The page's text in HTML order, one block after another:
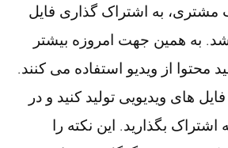
به اشتراک گذاری فایل
به همین جهت امروزه بیشتر
محتوا از ویدیو استفاده می کنند.
های ویدیویی تولید کنید و در
اشتراک بگذارید. این نکته را